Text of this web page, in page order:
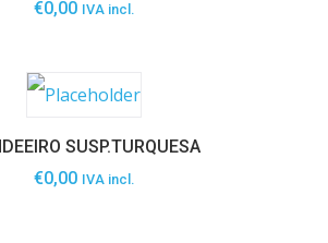
€0,00 IVA incl.
SUSP.TURQUESA
€0,00 IVA incl.